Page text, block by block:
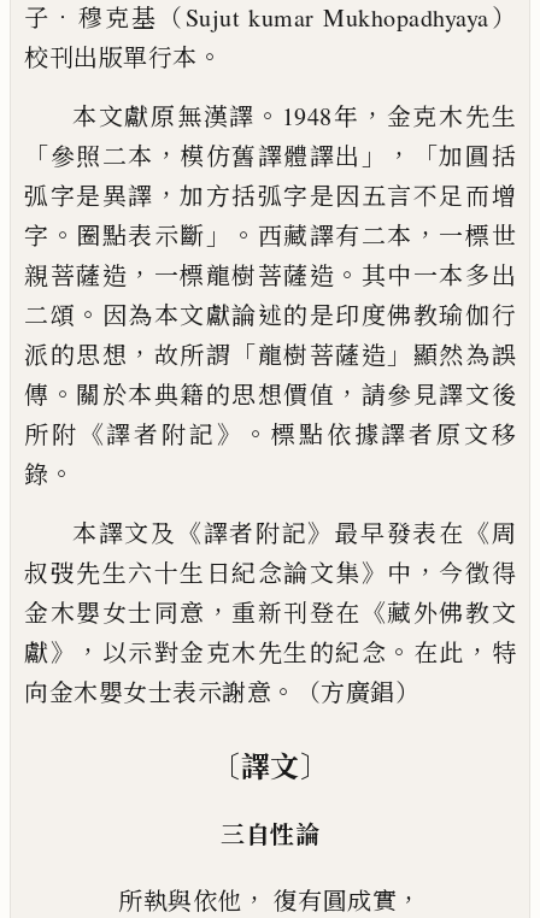
子 ． 穆克基（Sujut kumar Mukhopadhyaya）
校刊出版單行本 。
本文獻原無漢譯 。 1948年 ， 金克木先生
「參照二本 ， 模仿舊譯體譯出 」，「加圓括
弧字是異譯 ，加方括弧字是因五言不足而增
字 。 圈點表示斷 」。 西藏譯有二本 ， 一標世
親菩薩造 ， 一標龍樹菩薩造 。 其中一本多出
二頌 。 因為本文獻論述的是印度佛教瑜伽行
派的思想 ， 故所謂 「龍樹菩薩造 」 顯然為誤
傳 。 關於本典籍的思想價值 ， 請參見譯文後
所附 《譯者附記》。標點依據譯者原文移
錄 。
本譯文及 《譯者附記》 最早發表在 《周
叔弢先生六十生日紀念論文集》 中 ， 今徵得
金木嬰女士同意 ， 重新刊登在 《藏外佛教文
獻》， 以示對金克木先生的紀念 。 在此 ， 特
向金木嬰女士表示謝意 。 （方廣錩）
〔譯文〕
三自性論
所執與依他 ， 復有圓成實 ，